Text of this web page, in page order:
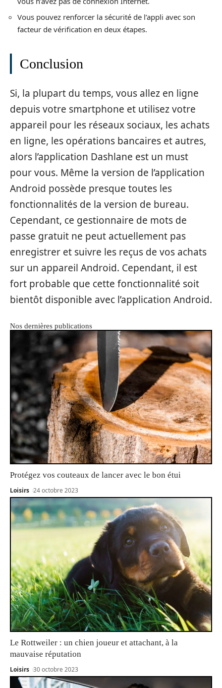
Vous pouvez renforcer la sécurité de l’appli avec son
facteur de vérification en deux étapes.
Conclusion
Si, la plupart du temps, vous allez en ligne
depuis votre smartphone et utilisez votre
appareil pour les réseaux sociaux, les achats
en ligne, les opérations bancaires et autres,
alors l’application Dashlane est un must
pour vous. Même la version de l’application
Android possède presque toutes les
fonctionnalités de la version de bureau.
Cependant, ce gestionnaire de mots de
passe gratuit ne peut actuellement pas
enregistrer et suivre les reçus de vos achats
sur un appareil Android. Cependant, il est
fort probable que cette fonctionnalité soit
bientôt disponible avec l’application Android.
Nos dernières publications
Protégez vos couteaux de lancer avec le bon étui
Loisirs 24 octobre 2023
Le Rottweiler : un chien joueur et attachant, à la
mauvaise réputation
Loisirs 30 octobre 2023